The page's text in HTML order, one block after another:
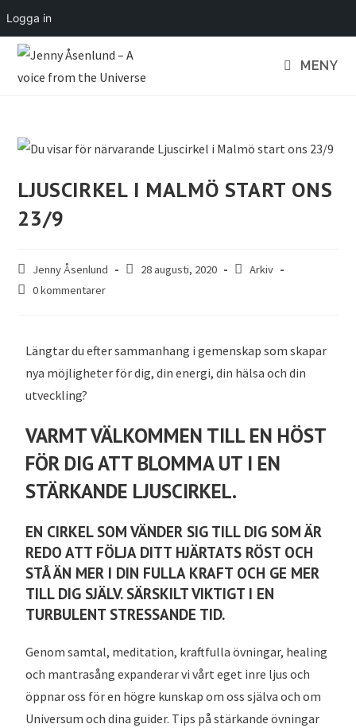
Logga in
MENY
LJUSCIRKEL I MALMÖ START ONS
23/9
Jenny Åsenlund 28 augusti, 2020
Arkiv
0 kommentarer
Längtar du efter sammanhang i gemenskap som skapar
nya möjligheter för dig, din energi, din hälsa och din
utveckling?
VARMT VÄLKOMMEN TILL EN HÖST
FÖR DIG ATT BLOMMA UT I EN
STÄRKANDE LJUSCIRKEL.
EN CIRKEL SOM VÄNDER SIG TILL DIG SOM ÄR
REDO ATT FÖLJA DITT HJÄRTATS RÖST OCH
STÅ ÄN MER I DIN FULLA KRAFT OCH GE MER
TILL DIG SJÄLV. SÄRSKILT VIKTIGT I EN
TURBULENT STRESSANDE TID.
Genom samtal, meditation, kraftfulla övningar, healing
och mantrasång expanderar vi vårt eget inre ljus och
öppnar oss för en högre kunskap om oss själva och om
Universum och dina guider. Tips på stärkande övningar